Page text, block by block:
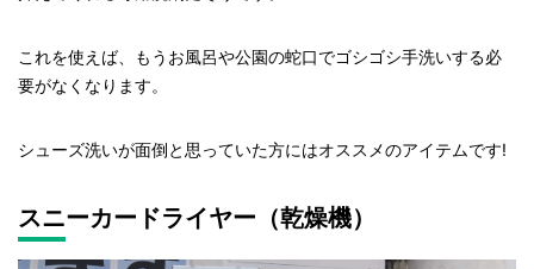
これを使えば、もうお風呂や公園の蛇口でゴシゴシ手洗いする必
要がなくなります。
シューズ洗いが面倒と思っていた方にはオススメのアイテムです!
スニーカードライヤー（乾燥機）